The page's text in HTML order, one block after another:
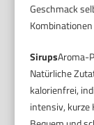
Geschmack
SirupsAroma-
Natürliche
kalorienfrei,
intensiv, kurze